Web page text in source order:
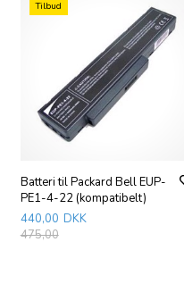
Tilbud
Batteri til Packard Bell EUP-
PE1-4-22 (kompatibelt)
440,00 DKK
475,00